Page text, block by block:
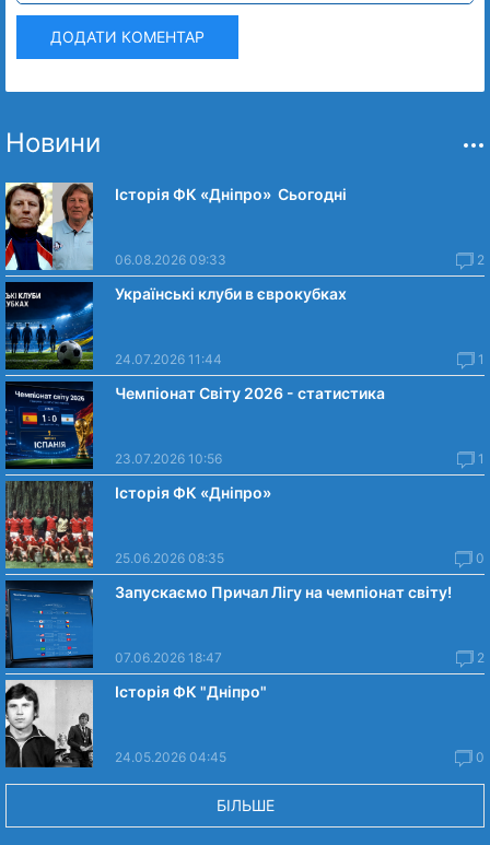
ДОДАТИ КОМЕНТАР
Новини
Історія ФК «Дніпро» Сьогодні
06.08.2026 09:33 2
Українські клуби в єврокубках
24.07.2026 11:44 1
Чемпіонат Світу 2026 - статистика
23.07.2026 10:56 1
Історія ФК «Дніпро»
25.06.2026 08:35 0
Запускаємо Причал Лігу на чемпіонат світу!
07.06.2026 18:47 2
Історія ФК "Дніпро"
24.05.2026 04:45 0
БІЛЬШЕ